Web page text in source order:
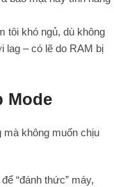
tôi khó ngủ, dù không
lag – có lẽ do RAM bị
Mode
mà không muốn chịu
“đánh thức” máy,